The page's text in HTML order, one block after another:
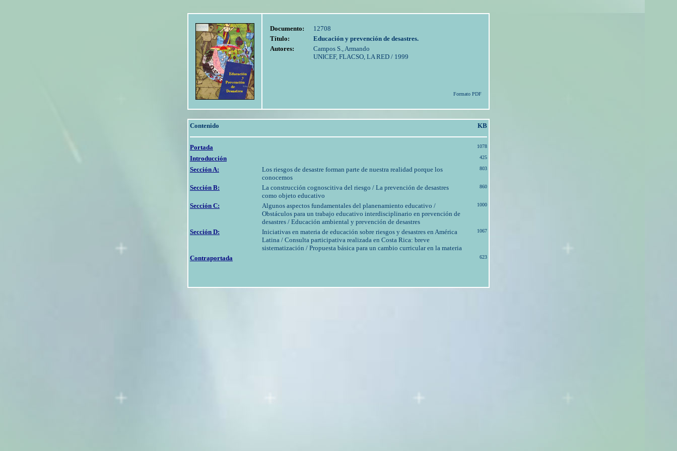
Documento:
12708
Título:
Educación y prevención de desastres.
Autores:
Campos S., Armando
UNICEF, FLACSO, LA RED / 1999
Formato PDF
Contenido KB
Portada 1078
Introducción 425
Sección A:
Los riesgos de desastre forman parte de nuestra realidad porque los
conocemos
803
Sección B:
La construcción cognoscitiva del riesgo / La prevención de desastres
como objeto educativo
860
Sección C:
Algunos aspectos fundamentales del planenamiento educativo /
Obstáculos para un trabajo educativo interdisciplinario en prevención de
desastres / Educación ambiental y prevención de desastres
1000
Sección D:
Iniciativas en materia de educación sobre riesgos y desastres en América
Latina / Consulta participativa realizada en Costa Rica: breve
sistematización / Propuesta básica para un cambio curricular en la materia
1067
Contraportada 623